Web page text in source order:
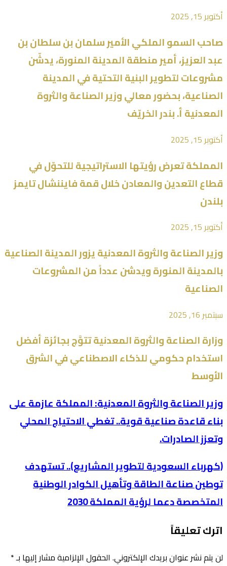
أكتوبر 15, 2025
صاحب السمو الملكي الأمير سلمان بن سلطان بن
عبد العزيز، أمير منطقة المدينة المنورة، يدشّن
مشروعات لتطوير البنية التحتية في المدينة
الصناعية، بحضور معالي وزير الصناعة والثروة
المعدنية أ. بندر الخريّف
أكتوبر 15, 2025
المملكة تعرض رؤيتها الاستراتيجية للتحوّل في
قطاع التعدين والمعادن خلال قمة فايننشال تايمز
بلندن
أكتوبر 15, 2025
وزير الصناعة والثروة المعدنية يزور المدينة الصناعية
بالمدينة المنورة ويدشن عدداً من المشروعات
الصناعية
سبتمبر 16, 2025
وزارة الصناعة والثروة المعدنية تتوَّج بجائزة أفضل
استخدام حكومي للذكاء الاصطناعي في الشرق
الأوسط
وزير الصناعة والثروة المعدنية: المملكة عازمة على
بناء قاعدة صناعية قوية.. تغطي الاحتياج المحلي
وتعزز الصادرات.
(كهرباء السعودية لتطوير المشاريع).. تستهدف
توطين صناعة الطاقة وتأهيل الكوادر الوطنية
المتخصصة دعما لرؤية المملكة 2030
اترك تعليقاً
لن يتم نشر عنوان بريدك الإلكتروني. الحقول الإلزامية مشار إليها بـ*